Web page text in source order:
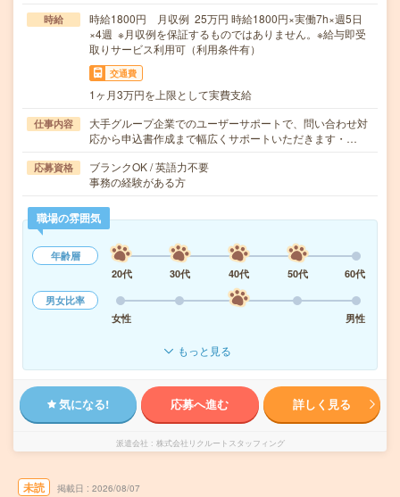
時給
時給1800円 月収例 25万円 時給1800円×実働7h×週5日
×4週 ※月収例を保証するものではありません。※給与即受
取りサービス利用可（利用条件有）
交通費
1ヶ月3万円を上限として実費支給
仕事内容
大手グループ企業でのユーザーサポートで、問い合わせ対
応から申込書作成まで幅広くサポートいただきます・…
応募資格
ブランクOK / 英語力不要
事務の経験がある方
職場の雰囲気
年齢層
20代
30代 40代 50代
60代
男女比率
女性
男性
もっと見る
気になる! 応募へ進む 詳しく見る
派遣会社 株式会社リクルートスタッフィング
未読 掲載日 2026/08/07